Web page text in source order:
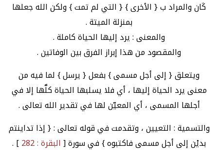
كَان والمراد ب { الأخرى } { التي لم تمت } ولكن الله جعلها
بمنزلة الميتة .
والمعنى : يرد إليها الحياة كاملة .
والمقصود من هذا إبراز الفرق بين الوفاتين .
ويتعلق { إلى أجل مسمى } بفعل { يرسل } لما فيه من
معنى يرد الحياة إليها ، أي فلا يسلبها الحياة كلَّها إلا في
أجلها المسمى ، أي المعيّن لها في تقدير الله تعالى .
والتسمية : التعيين ، وتقدمت في قوله تعالى : { إذا تداينتم
بديْن إلى أجل مسمى فاكتبوه } في سورة [البقرة : 282
] .